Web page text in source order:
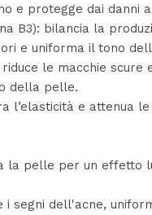
e protegge dai danni
B3): bilancia la
e uniforma il tono
le macchie scure
della pelle.
l’elasticità e attenua
la pelle per un effetto
i segni dell'acne,